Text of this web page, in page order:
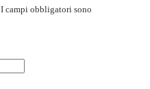
I campi obbligatori sono